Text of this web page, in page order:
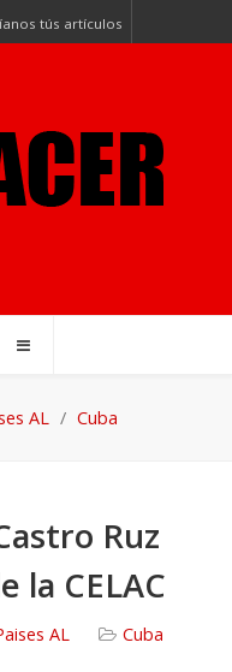
tús artículos
AL Cuba
Ruz
la CELAC
AL
Cuba